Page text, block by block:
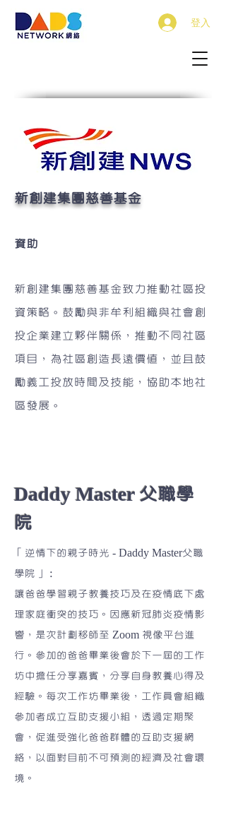
登入
新創建集團慈善基金
資助
新創建集團慈善基金致力推動社區投
資策略。鼓勵與非牟利組織與社會創
投企業建立夥伴關係，推動不同社區
項目，為社區創造長遠價值，並且鼓
勵義工投放時間及技能，協助本地社
區發展。
Daddy Master 父職學
院
「逆情下的親子時光 - Daddy Master父職
學院」：
讓爸爸學習親子教養技巧及在疫情底下處
理家庭衝突的技巧。因應新冠肺炎疫情影
響，是次計劃移師至 Zoom 視像平台進
行。參加的爸爸畢業後會於下一屆的工作
坊中擔任分享嘉賓，分享自身教養心得及
經驗。每次工作坊畢業後，工作員會組織
參加者成立互助支援小組，透過定期聚
會，促進受強化爸爸群體的互助支援網
絡，以面對目前不可預測的經濟及社會環
境。